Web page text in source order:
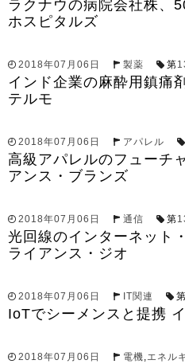
ラクナウの病院会社株、
ホスピタルズ
2018年07月06日 製薬 第
インド企業の麻酔用鎮痛
テルモ
2018年07月06日 アパレル
高級アパレルのフューチ
アンス・ブランズ
2018年07月06日 通信 第
光回線のインターネット
ライアンス・ジオ
2018年07月06日 IT関連 第
IoTでシーメンスと提携
2018年07月06日 電機,エネル